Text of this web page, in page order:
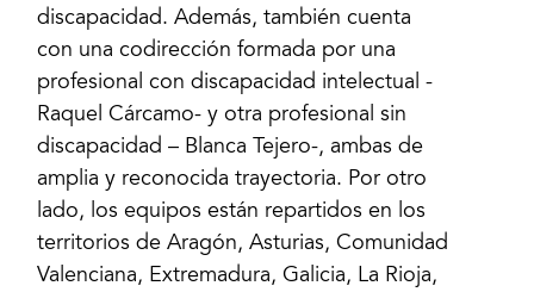
discapacidad. Además, también cuenta
con una codirección formada por una
profesional con discapacidad intelectual -
Raquel Cárcamo- y otra profesional sin
discapacidad – Blanca Tejero-, ambas de
amplia y reconocida trayectoria. Por otro
lado, los equipos están repartidos en los
territorios de Aragón, Asturias, Comunidad
Valenciana, Extremadura, Galicia, La Rioja,